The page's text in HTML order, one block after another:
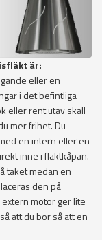
är:
eller en
i det befintliga
eller rent utav skall
mer frihet. Du
en intern eller en
inne i fläktkåpan.
taket medan en
den på
motor ger lite
att du bor så att en